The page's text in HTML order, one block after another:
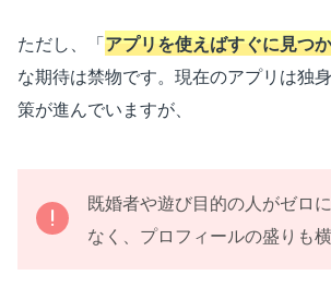
ただし、「アプリを使えばすぐに見つ
な期待は禁物です。現在のアプリは独
策が進んでいますが、
既婚者や遊び目的の人がゼロ
なく、プロフィールの盛りも